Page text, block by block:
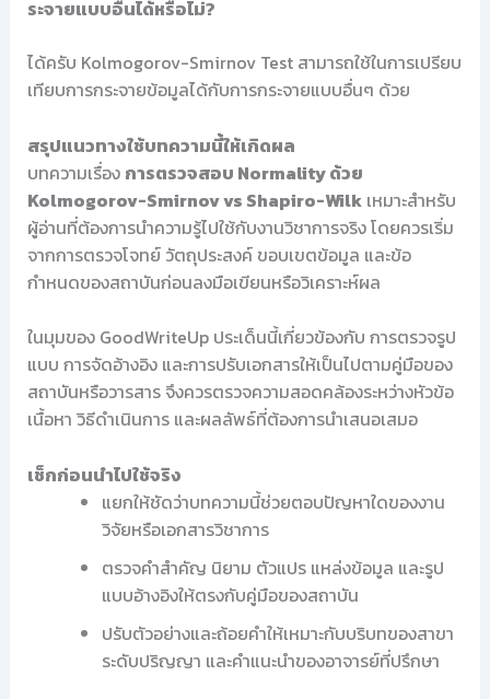
ระจายแบบอื่นได้หรือไม่?
ได้ครับ Kolmogorov-Smirnov Test สามารถใช้ในการเปรียบ
เทียบการกระจายข้อมูลได้กับการกระจายแบบอื่นๆ ด้วย
สรุปแนวทางใช้บทความนี้ให้เกิดผล
บทความเรื่อง การตรวจสอบ Normality ด้วย
Kolmogorov-Smirnov vs Shapiro-Wilkเหมาะสำหรับ
ผู้อ่านที่ต้องการนำความรู้ไปใช้กับงานวิชาการจริง โดยควรเริ่ม
จากการตรวจโจทย์ วัตถุประสงค์ ขอบเขตข้อมูล และข้อ
กำหนดของสถาบันก่อนลงมือเขียนหรือวิเคราะห์ผล
ในมุมของ GoodWriteUp ประเด็นนี้เกี่ยวข้องกับ การตรวจรูป
แบบ การจัดอ้างอิง และการปรับเอกสารให้เป็นไปตามคู่มือของ
สถาบันหรือวารสาร จึงควรตรวจความสอดคล้องระหว่างหัวข้อ
เนื้อหา วิธีดำเนินการ และผลลัพธ์ที่ต้องการนำเสนอเสมอ
เช็กก่อนนำไปใช้จริง
แยกให้ชัดว่าบทความนี้ช่วยตอบปัญหาใดของงาน
วิจัยหรือเอกสารวิชาการ
ตรวจคำสำคัญ นิยาม ตัวแปร แหล่งข้อมูล และรูป
แบบอ้างอิงให้ตรงกับคู่มือของสถาบัน
ปรับตัวอย่างและถ้อยคำให้เหมาะกับบริบทของสาขา
ระดับปริญญา และคำแนะนำของอาจารย์ที่ปรึกษา